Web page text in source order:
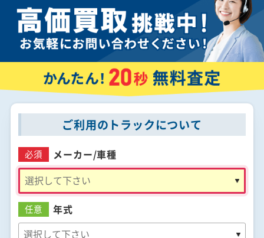
ご利用のトラックについて
必須 メーカー/車種
任意 年式